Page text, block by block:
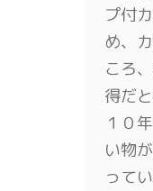
プ付
め、
ころ
得だ
１０
い物
って